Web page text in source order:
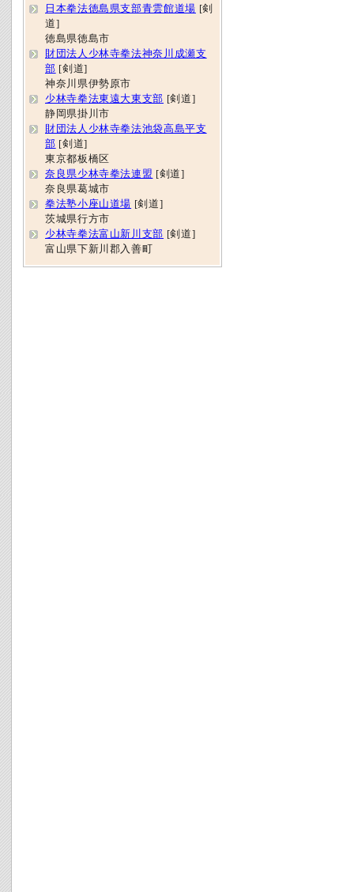
日本拳法徳島県支部青雲館道場 [剣
道]
徳島県徳島市
財団法人少林寺拳法神奈川成瀬支
部 [剣道]
神奈川県伊勢原市
少林寺拳法東遠大東支部 [剣道]
静岡県掛川市
財団法人少林寺拳法池袋高島平支
部 [剣道]
東京都板橋区
奈良県少林寺拳法連盟 [剣道]
奈良県葛城市
拳法塾小座山道場 [剣道]
茨城県行方市
少林寺拳法富山新川支部 [剣道]
富山県下新川郡入善町